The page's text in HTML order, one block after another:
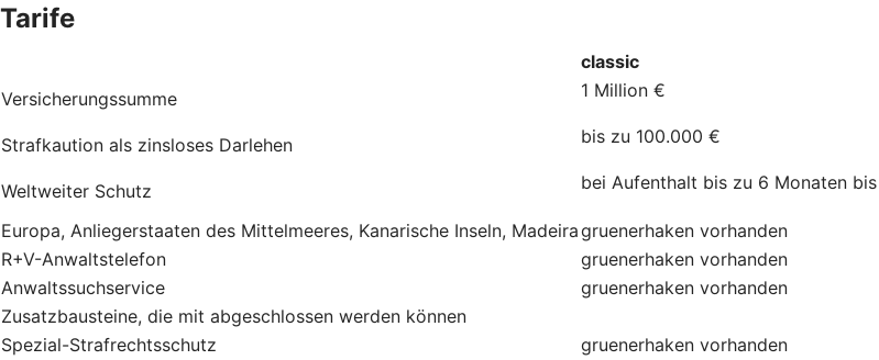
Tarife
classic
Versicherungssumme
1 Million €
Strafkaution als zinsloses Darlehen bis zu 100.000 €
Weltweiter Schutz bei Aufenthalt bis zu 6 Monaten
Europa, Anliegerstaaten des Mittelmeeres, Kanarische Inseln, Madeiragruenerhaken vorhanden
R+V-Anwaltstelefon
gruenerhaken vorhanden
Anwaltssuchservice
gruenerhaken vorhanden
Zusatzbausteine, die mit abgeschlossen werden können
Spezial-Strafrechtsschutz
gruenerhaken vorhanden